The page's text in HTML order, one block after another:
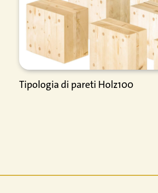
Tipologia di pareti Holz100